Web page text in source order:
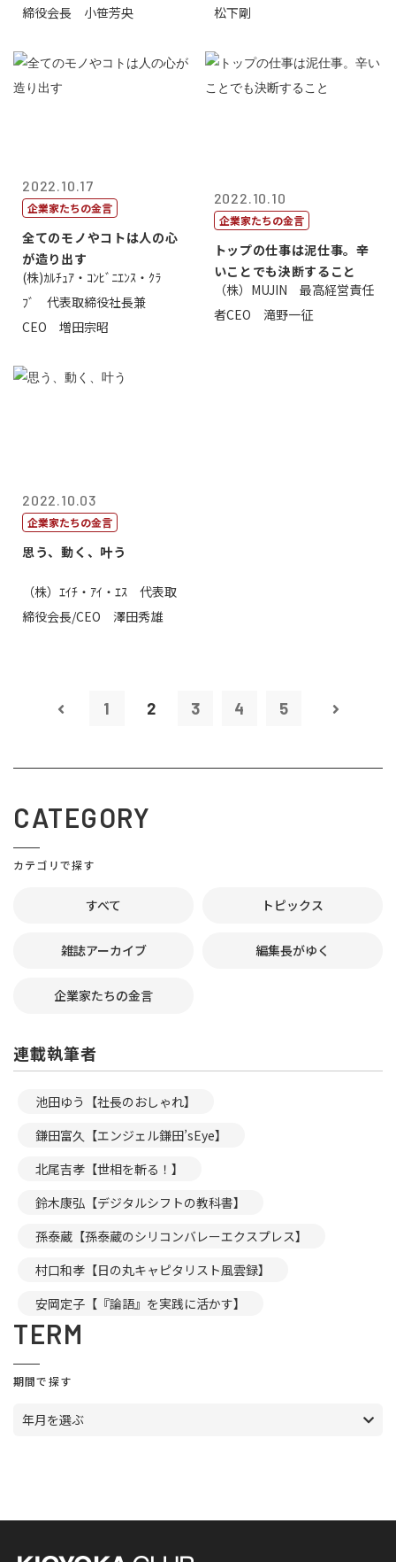
締役会長 小笹芳央
松下剛
2022.10.17
企業家たちの金言
全てのモノやコトは人の心
が造り出す
(株)ｶﾙﾁｭｱ・ｺﾝﾋﾞﾆｴﾝｽ・ｸﾗ
ﾌﾞ 代表取締役社長兼
CEO 増田宗昭
2022.10.10
企業家たちの金言
トップの仕事は泥仕事。辛
いことでも決断すること
（株）MUJIN 最高経営責任
者CEO 滝野一征
2022.10.03
企業家たちの金言
思う、動く、叶う
（株）ｴｲﾁ・ｱｲ・ｴｽ 代表取
締役会長/CEO 澤田秀雄
1 2 3 4 5
CATEGORY
カテゴリで探す
すべて トピックス
雑誌アーカイブ 編集長がゆく
企業家たちの金言
連載執筆者
池田ゆう【社長のおしゃれ】
鎌田富久【エンジェル鎌田’sEye】
北尾吉孝【世相を斬る！】
鈴木康弘【デジタルシフトの教科書】
孫泰蔵【孫泰蔵のシリコンバレーエクスプレス】
村口和孝【日の丸キャピタリスト風雲録】
安岡定子【『論語』を実践に活かす】
TERM
期間で探す
年月を選ぶ